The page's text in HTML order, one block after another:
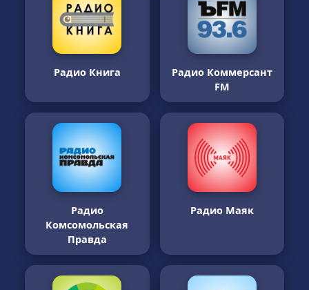
Радио Книга
Радио Коммерсант
FM
Радио
Комсомольская
Правда
Радио Маяк